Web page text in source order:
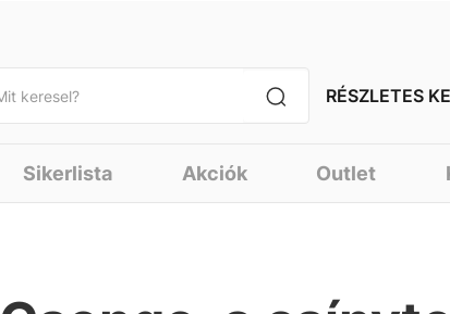
RÉSZLETES
Sikerlista Akciók Outlet